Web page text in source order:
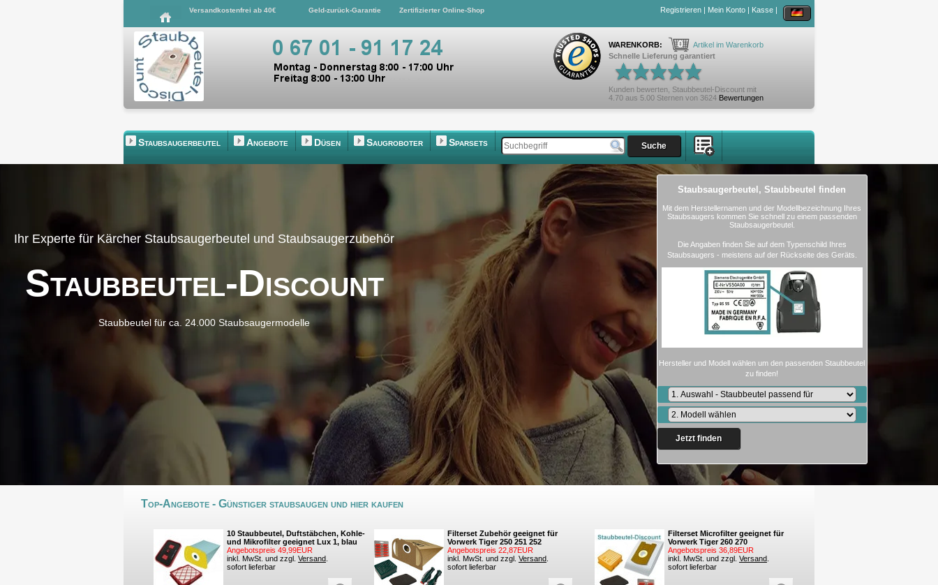
Versandkostenfrei ab 40€ Geld-zurück-Garantie Zertifizierter Online-Shop Registrieren | Mein Konto | Kasse |
WARENKORB: 0
Artikel im Warenkorb
Schnelle Lieferung garantiert
Kunden bewerten, Staubbeutel-Discount mit
4.70 aus 5.00 Sternen von 3624 Bewertungen
Staubsaugerbeutel Angebote Düsen Saugroboter Sparsets
Ihr Experte für Kärcher Staubsaugerbeutel und Staubsaugerzubehör
Staubbeutel-Discount
Staubbeutel für ca. 24.000 Staubsaugermodelle
Staubsaugerbeutel, Staubbeutel finden
Mit dem Herstellernamen und der Modellbezeichnung Ihres
Staubsaugers kommen Sie schnell zu einem passenden
Staubsaugerbeutel.
Die Angaben finden Sie auf dem Typenschild Ihres
Staubsaugers - meistens auf der Rückseite des Geräts.
Hersteller und Modell wählen um den passenden Staubbeutel
zu finden!
Jetzt finden
Top-Angebote - Günstiger staubsaugen und hier kaufen
10 Staubbeutel, Duftstäbchen, Kohle-
und Mikrofilter geeignet Lux 1, blau
Angebotspreis 49,99EUR
inkl. MwSt. und zzgl. Versand
sofort lieferbar
Filterset Zubehör geeignet für
Vorwerk Tiger 250 251 252
Angebotspreis 22,87EUR
inkl. MwSt. und zzgl. Versand
sofort lieferbar
Filterset Microfilter geeignet für
Vorwerk Tiger 260 270
Angebotspreis 36,89EUR
inkl. MwSt. und zzgl. Versand
sofort lieferbar